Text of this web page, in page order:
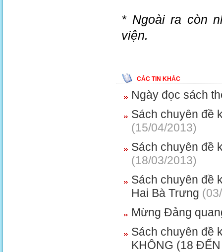
* Ngoài ra còn
viện.
CÁC TIN KHÁC
Ngày đọc sách
Sách chuyên đề
(15/04/2013)
Sách chuyên đề
(18/03/2013)
Sách chuyên đề
Hai Bà Trưng
Mừng Đảng
Sách chuyên đề
KHÔNG (18